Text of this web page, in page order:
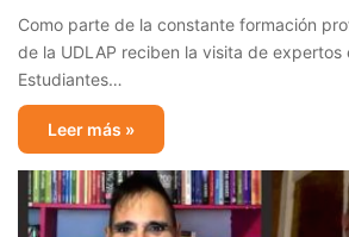
Como parte de la constante formación
de la UDLAP reciben la visita de expertos
Estudiantes…
Leer más »